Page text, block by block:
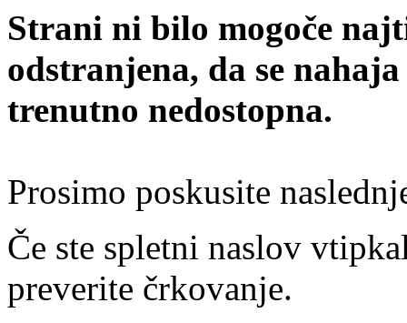
Strani ni bilo mogoče
odstranjena, da se
trenutno nedostopna.
Prosimo poskusite
Če ste spletni naslov
preverite črkovanje.